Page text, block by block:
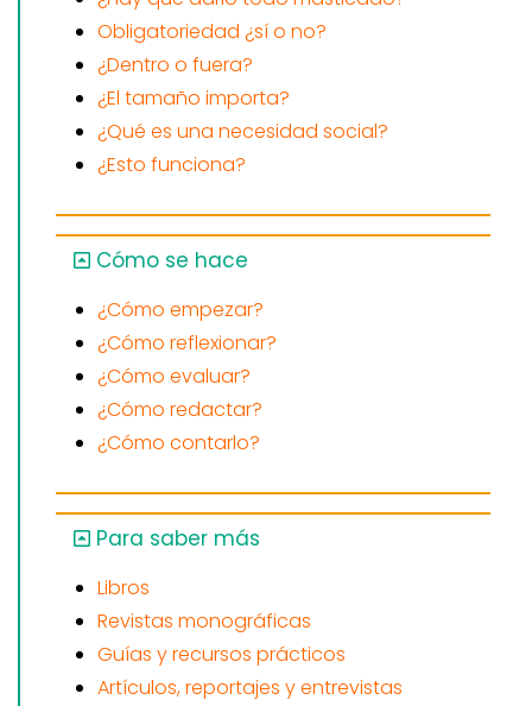
Obligatoriedad ¿sí o no?
¿Dentro o fuera?
¿El tamaño importa?
¿Qué es una necesidad social?
¿Esto funciona?
Cómo se hace
¿Cómo empezar?
¿Cómo reflexionar?
¿Cómo evaluar?
¿Cómo redactar?
¿Cómo contarlo?
Para saber más
Libros
Revistas monográficas
Guías y recursos prácticos
Artículos, reportajes y entrevistas